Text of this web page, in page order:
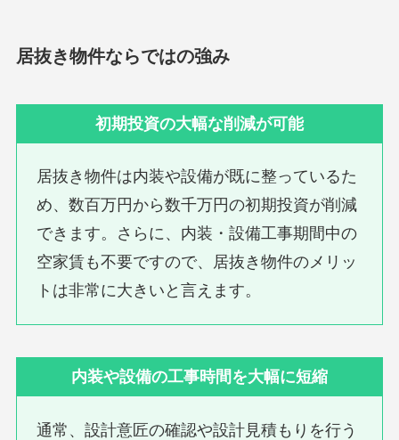
居抜き物件ならではの強み
初期投資の大幅な削減が可能
居抜き物件は内装や設備が既に整っているた
め、数百万円から数千万円の初期投資が削減
できます。さらに、内装・設備工事期間中の
空家賃も不要ですので、居抜き物件のメリッ
トは非常に大きいと言えます。
内装や設備の工事時間を大幅に短縮
通常、設計意匠の確認や設計見積もりを行う